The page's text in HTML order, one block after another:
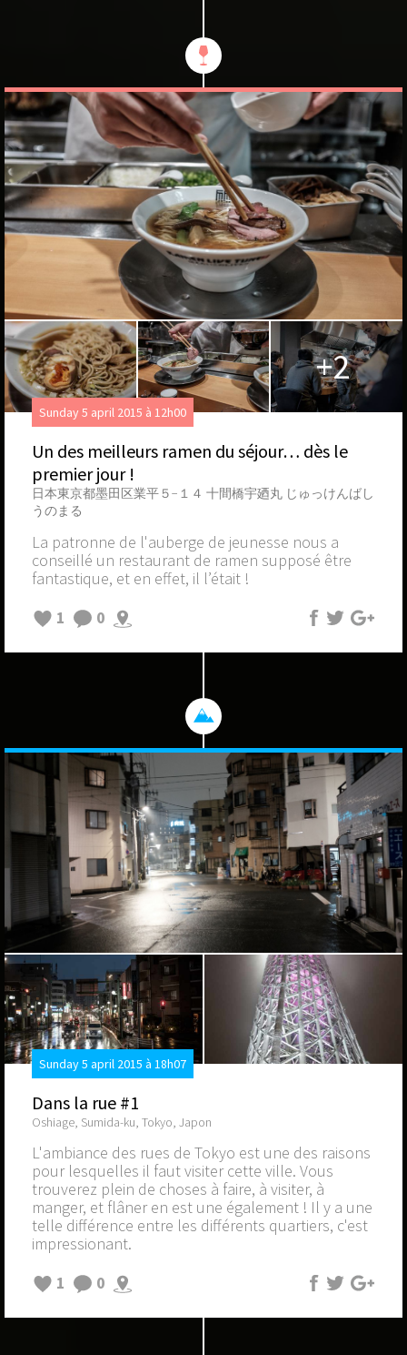
+2
Sunday 5 april 2015 à 12h00
Un des meilleurs ramen du séjour… dès le
premier jour !
日本東京都墨田区業平５−１４ 十間橋宇廼丸 じゅっけんばし
うのまる
La patronne de l'auberge de jeunesse nous a
conseillé un restaurant de ramen supposé être
fantastique, et en effet, il l’était !
1
0
Sunday 5 april 2015 à 18h07
Dans la rue #1
Oshiage, Sumida-ku, Tokyo, Japon
L'ambiance des rues de Tokyo est une des raisons
pour lesquelles il faut visiter cette ville. Vous
trouverez plein de choses à faire, à visiter, à
manger, et flâner en est une également ! Il y a une
telle différence entre les différents quartiers, c'est
impressionant.
1
0